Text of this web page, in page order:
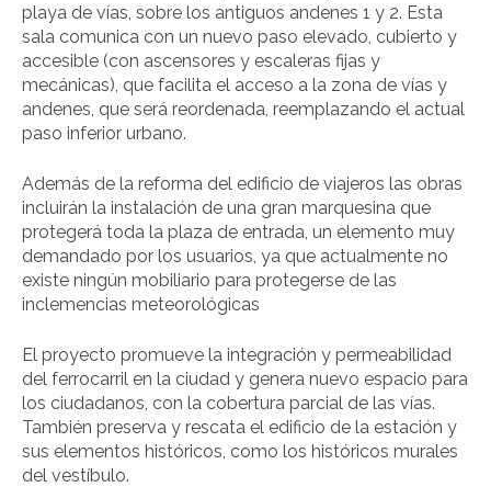
playa de vías, sobre los antiguos andenes 1 y 2. Esta
sala comunica con un nuevo paso elevado, cubierto y
accesible (con ascensores y escaleras fijas y
mecánicas), que facilita el acceso a la zona de vías y
andenes, que será reordenada, reemplazando el actual
paso inferior urbano.
Además de la reforma del edificio de viajeros las obras
incluirán la instalación de una gran marquesina que
protegerá toda la plaza de entrada, un elemento muy
demandado por los usuarios, ya que actualmente no
existe ningún mobiliario para protegerse de las
inclemencias meteorológicas
El proyecto promueve la integración y permeabilidad
del ferrocarril en la ciudad y genera nuevo espacio para
los ciudadanos, con la cobertura parcial de las vías.
También preserva y rescata el edificio de la estación y
sus elementos históricos, como los históricos murales
del vestíbulo.